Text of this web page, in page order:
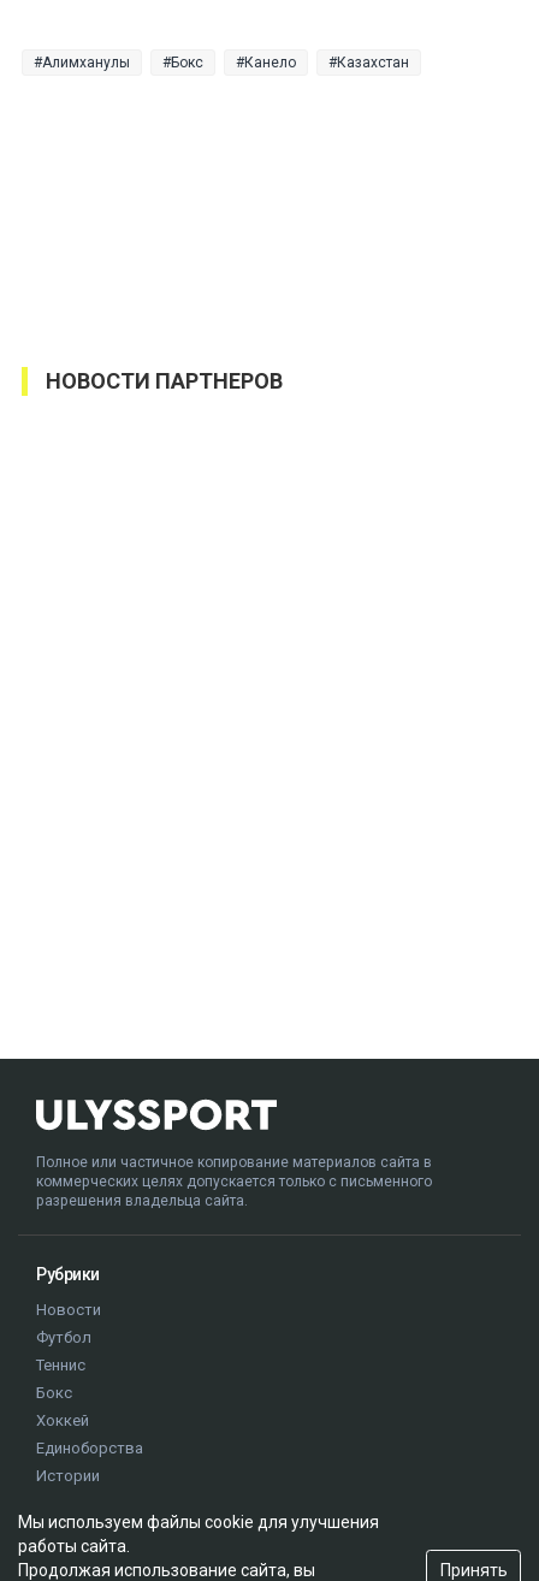
Алимханулы Бокс Канело Казахстан
НОВОСТИ ПАРТНЕРОВ
Полное или частичное копирование материалов сайта в
коммерческих целях допускается только с письменного
разрешения владельца сайта.
Рубрики
Новости
Футбол
Теннис
Бокс
Хоккей
Единоборства
Истории
Редакция
Мы используем файлы cookie для улучшения
работы сайта.
Продолжая использование сайта, вы
Принять